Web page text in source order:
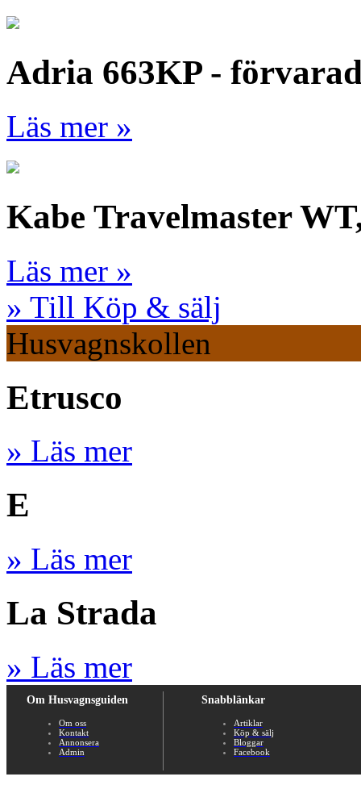
Adria 663KP -
Läs mer »
Kabe Travelmaster
Läs mer »
» Till Köp & sälj
Husvagnskollen
Etrusco
» Läs mer
E
» Läs mer
La Strada
» Läs mer
Om Husvagnsguiden
Om oss
Kontakt
Annonsera
Admin
Snabblänkar
Artiklar
Köp & sälj
Bloggar
Facebook